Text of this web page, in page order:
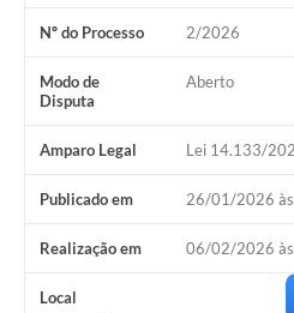
Convênios
Arquivos para Download
SIC
FAQ
Jornal
Nº do Processo 2/2026
Modo de
Disputa
Aberto
Amparo Legal Lei 14.133/
Publicado em 26/01/2026
Realização em 06/02/2026
Local